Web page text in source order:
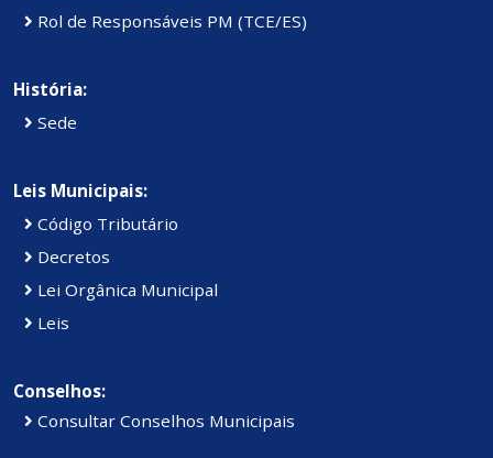
Rol de Responsáveis PM (TCE/ES)
História:
Sede
Leis Municipais:
Código Tributário
Decretos
Lei Orgânica Municipal
Leis
Conselhos:
Consultar Conselhos Municipais